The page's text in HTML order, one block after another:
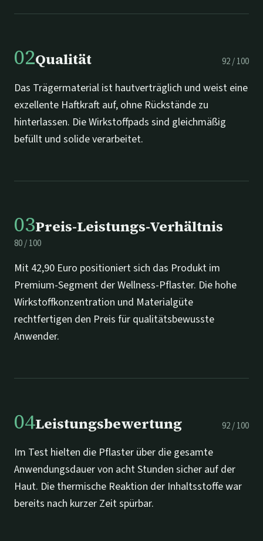
02Qualität 92/100
Das Trägermaterial ist hautverträglich und weist eine
exzellente Haftkraft auf, ohne Rückstände zu
hinterlassen. Die Wirkstoffpads sind gleichmäßig
befüllt und solide verarbeitet.
03Preis-Leistungs-Verhältnis
80/100
Mit 42,90 Euro positioniert sich das Produkt im
Premium-Segment der Wellness-Pflaster. Die hohe
Wirkstoffkonzentration und Materialgüte
rechtfertigen den Preis für qualitätsbewusste
Anwender.
04Leistungsbewertung 92/100
Im Test hielten die Pflaster über die gesamte
Anwendungsdauer von acht Stunden sicher auf der
Haut. Die thermische Reaktion der Inhaltsstoffe war
bereits nach kurzer Zeit spürbar.